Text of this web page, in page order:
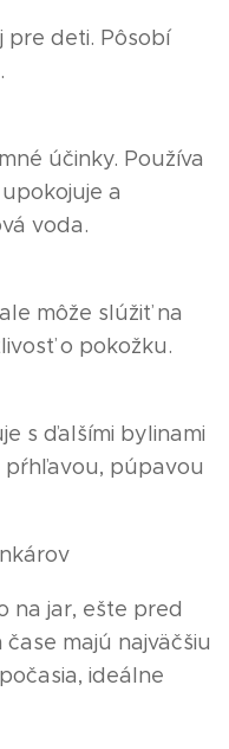
pre deti. Pôsobí
účinky. Používa
a
voda.
môže slúžiť na
o pokožku.
s ďalšími bylinami
pŕhľavou, púpavou
na jar, ešte pred
majú najväčšiu
ideálne